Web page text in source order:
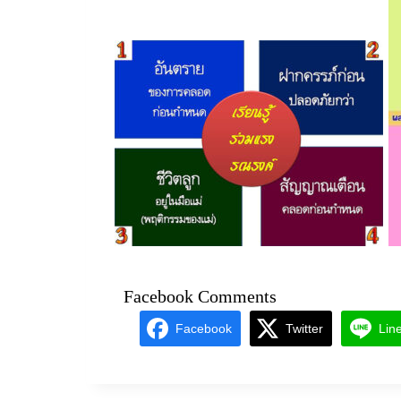
Facebook Comments
Facebook Twitter